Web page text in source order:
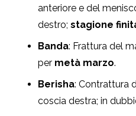
anteriore e del
destro; stagione
Banda: Frattura del
per metà marzo.
Berisha: Contrattura
coscia destra; in